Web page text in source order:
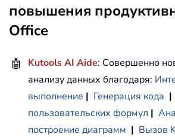
повышения
Office
🤖 Kutools AI Aide: Совершенно
анализу данных благодаря:
выполнение | Генерация кода |
пользовательских формул |
построение диаграмм | Вызов